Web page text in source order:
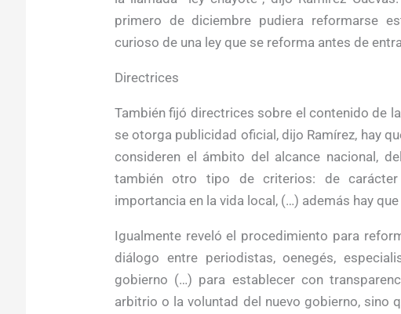
primero de diciembre pudiera reformarse
curioso de una ley que se reforma antes de
Directrices
También fijó directrices sobre el contenido de
se otorga publicidad oficial, dijo Ramírez, hay
consideren el ámbito del alcance nacional,
también otro tipo de criterios: de
importancia en la vida local, (…) además hay
Igualmente reveló el procedimiento para
diálogo entre periodistas, oenegés,
gobierno (…) para establecer con
arbitrio o la voluntad del nuevo gobierno, sino